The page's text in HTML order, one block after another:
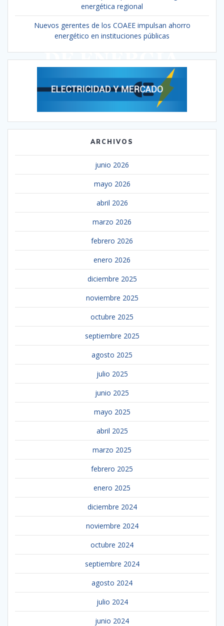
energética regional
Nuevos gerentes de los COAEE impulsan ahorro
energético en instituciones públicas
ARCHIVOS
junio 2026
mayo 2026
abril 2026
marzo 2026
febrero 2026
enero 2026
diciembre 2025
noviembre 2025
octubre 2025
septiembre 2025
agosto 2025
julio 2025
junio 2025
mayo 2025
abril 2025
marzo 2025
febrero 2025
enero 2025
diciembre 2024
noviembre 2024
octubre 2024
septiembre 2024
agosto 2024
julio 2024
junio 2024